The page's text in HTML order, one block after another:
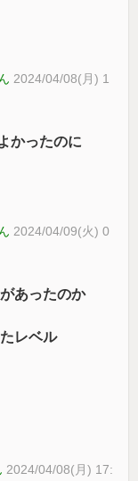
2024/04/08(月) 1
かったのに
2024/04/09(火) 0
があったのか
たレベル
2024/04/08(月) 17: